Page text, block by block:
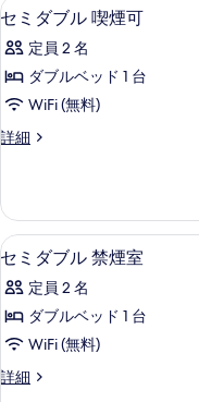
示
す
る
煙
室
エ
キ
ス
ベ
ッ
ド
追
加
の
す
ル
禁
煙
エ
キ
ス
ベ
ド
追
加
の
詳
細
セ
ミ
ダ
ブ
喫
可
の
す
べ
て
の
写
1
セミダブル 喫煙可
定員 2 名
ダブルベッド 1 台
WiFi (無料)
詳細
セ
ル
喫
煙
の
詳
セ
ミ
ダ
ブ
禁
1
セミダブル 禁煙室
定員 2 名
ダブルベッド 1 台
WiFi (無料)
詳細
セ